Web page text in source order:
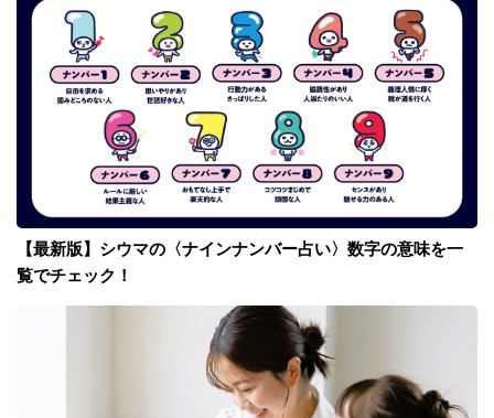
【最新版】シウマの〈ナインナンバー占い〉数字の意味を一
覧でチェック！